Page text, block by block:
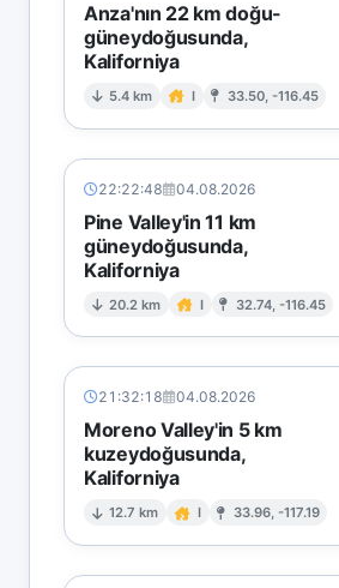
Anza'nın 22 km doğu-
güneydoğusunda,
Kaliforniya
5.4 km I 33.50, -116.45
22:22:48 04.08.2026
Pine Valley'in 11 km
güneydoğusunda,
Kaliforniya
20.2 km I 32.74, -116.45
21:32:18 04.08.2026
Moreno Valley'in 5 km
kuzeydoğusunda,
Kaliforniya
12.7 km I 33.96, -117.19